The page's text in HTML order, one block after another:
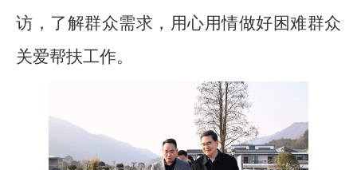
访，了解群众需求，用心用情做好困难群众
关爱帮扶工作。